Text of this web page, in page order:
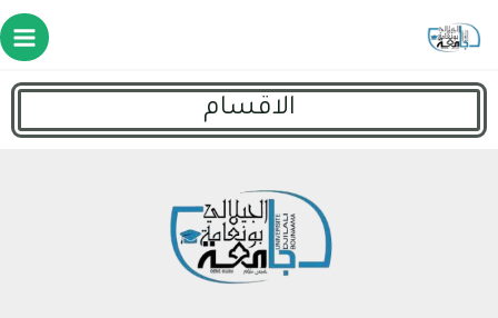
الاقسام